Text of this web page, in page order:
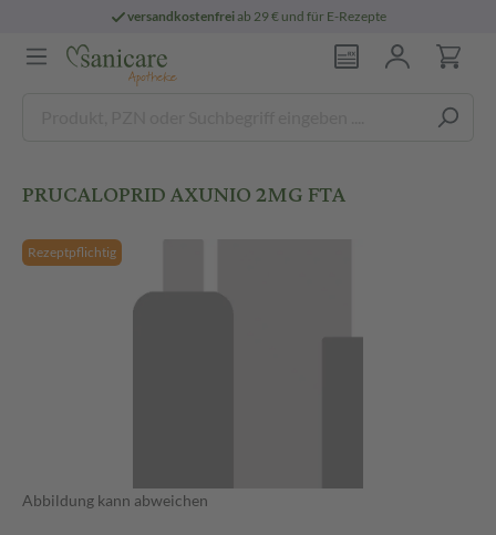
versandkostenfreiab 29 € und für E-Rezepte
PRUCALOPRID AXUNIO 2MG FTA
Rezeptpflichtig
Abbildung kann abweichen